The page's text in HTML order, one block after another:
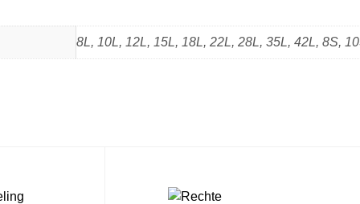
8L, 10L, 12L, 15L, 18L, 22L, 28L, 35L, 42L, 8S,